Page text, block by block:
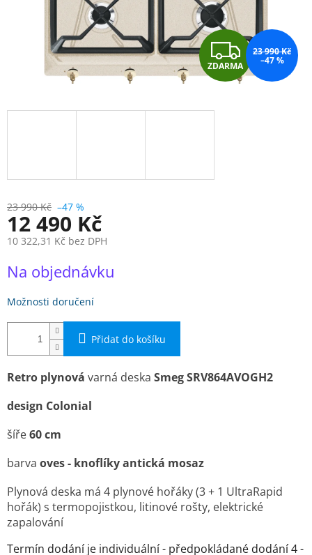
Z
D
ZDARMA
23 990 Kč
–47 %
23 990 Kč –47 %
12 490 Kč
10 322,31 Kč bez DPH
cena:
Na objednávku
Možnosti doručení
Přidat do košíku
Retro plynová varná deska SmegSRV864AVOGH2
design Colonial
šíře60 cm
barva oves - knoflíky antická mosaz
Plynová deska má 4 plynové hořáky (3 + 1 UltraRapid
hořák) s termopojistkou, litinové rošty, elektrické
zapalování
Termín dodání je individuální - předpokládané dodání 4 -